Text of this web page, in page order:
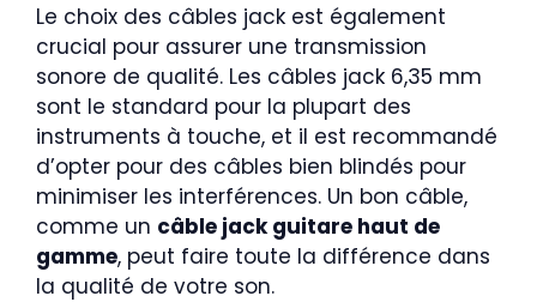
Le choix des câbles jack est également
crucial pour assurer une transmission
sonore de qualité. Les câbles jack 6,35 mm
sont le standard pour la plupart des
instruments à touche, et il est recommandé
d’opter pour des câbles bien blindés pour
minimiser les interférences. Un bon câble,
comme un câble jack guitare haut de
gamme, peut faire toute la différence dans
la qualité de votre son.